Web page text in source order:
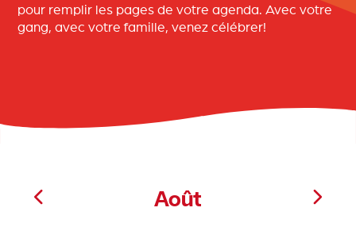
pour remplir les pages de votre agenda. Avec votre
gang, avec votre famille, venez célébrer!
Août